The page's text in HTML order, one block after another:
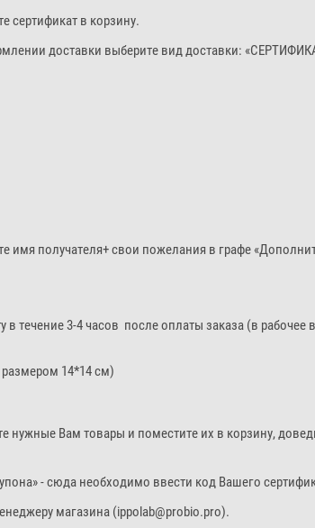
сертификат в корзину.
доставки выберите вид доставки:
получателя+ свои пожелания в графе
течение 3-4 часов после оплаты заказа (в
размером 14*14 см)
нужные Вам товары и поместите их в корзину,
- сюда необходимо ввести код Вашего
магазина (ippolab@probio.pro).